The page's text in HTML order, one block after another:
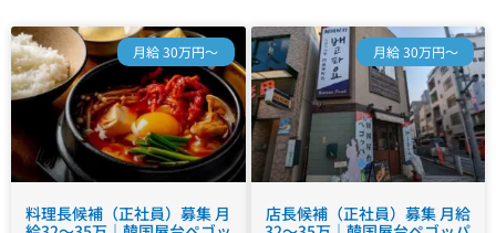
月給 30万円～
料理長候補（正社員）募集 月
月給 30万円～
店長候補（正社員）募集 月給